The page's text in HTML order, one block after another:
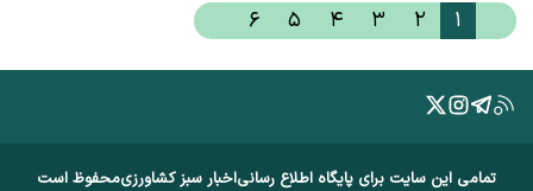
۱ ۲ ۳ ۴ ۵ ۶
تمامی این سایت برای پایگاه اطلاع رسانیاخبار سبز کشاورزیمحفوظ است